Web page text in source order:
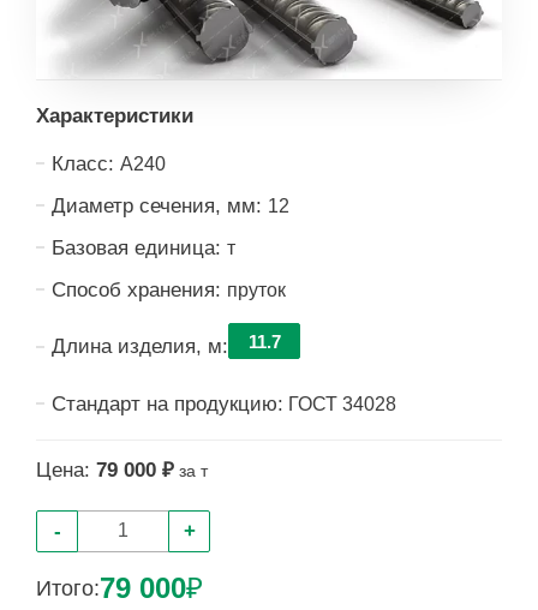
Характеристики
Класс: А240
Диаметр сечения, мм: 12
Базовая единица: т
Способ хранения: пруток
Длина изделия, м: 11.7
Стандарт на продукцию: ГОСТ 34028
Цена: 79 000 ₽ за т
- +
Итого:79 000₽